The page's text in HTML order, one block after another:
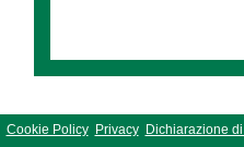
Cookie Policy Privacy
Dichiarazione